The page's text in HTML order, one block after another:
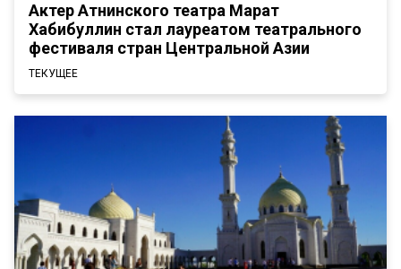
Актер Атнинского театра Марат
Хабибуллин стал лауреатом театрального
фестиваля стран Центральной Азии
ТЕКУЩЕЕ